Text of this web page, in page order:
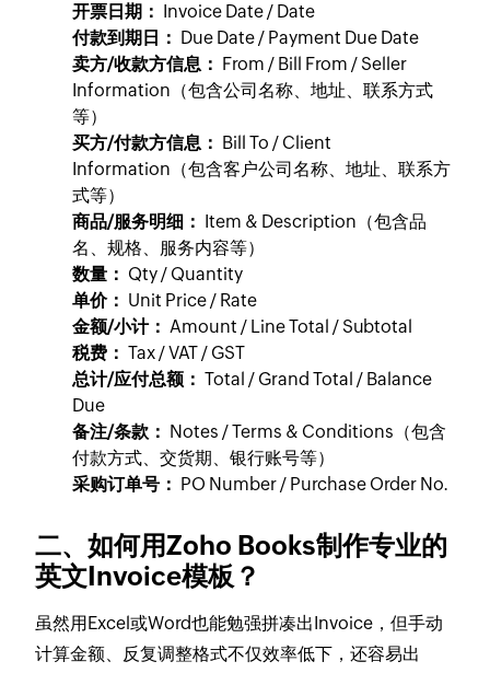
开票日期： Invoice Date / Date
付款到期日： Due Date / Payment Due Date
卖方/收款方信息： From / Bill From / Seller
Information（包含公司名称、地址、联系方式
等）
买方/付款方信息： Bill To / Client
Information（包含客户公司名称、地址、联系方
式等）
商品/服务明细： Item & Description（包含品
名、规格、服务内容等）
数量： Qty / Quantity
单价： Unit Price / Rate
金额/小计： Amount / Line Total / Subtotal
税费： Tax / VAT / GST
总计/应付总额： Total / Grand Total / Balance
Due
备注/条款： Notes / Terms & Conditions（包含
付款方式、交货期、银行账号等）
采购订单号： PO Number / Purchase Order No.
二、如何用Zoho Books制作专业的
英文Invoice模板？
虽然用Excel或Word也能勉强拼凑出Invoice，但手动
计算金额、反复调整格式不仅效率低下，还容易出